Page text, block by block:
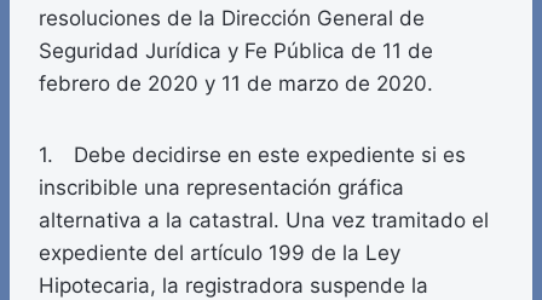
resoluciones de la Dirección General de
Seguridad Jurídica y Fe Pública de 11 de
febrero de 2020 y 11 de marzo de 2020.
1. Debe decidirse en este expediente si es
inscribible una representación gráfica
alternativa a la catastral. Una vez tramitado el
expediente del artículo 199 de la Ley
Hipotecaria, la registradora suspende la